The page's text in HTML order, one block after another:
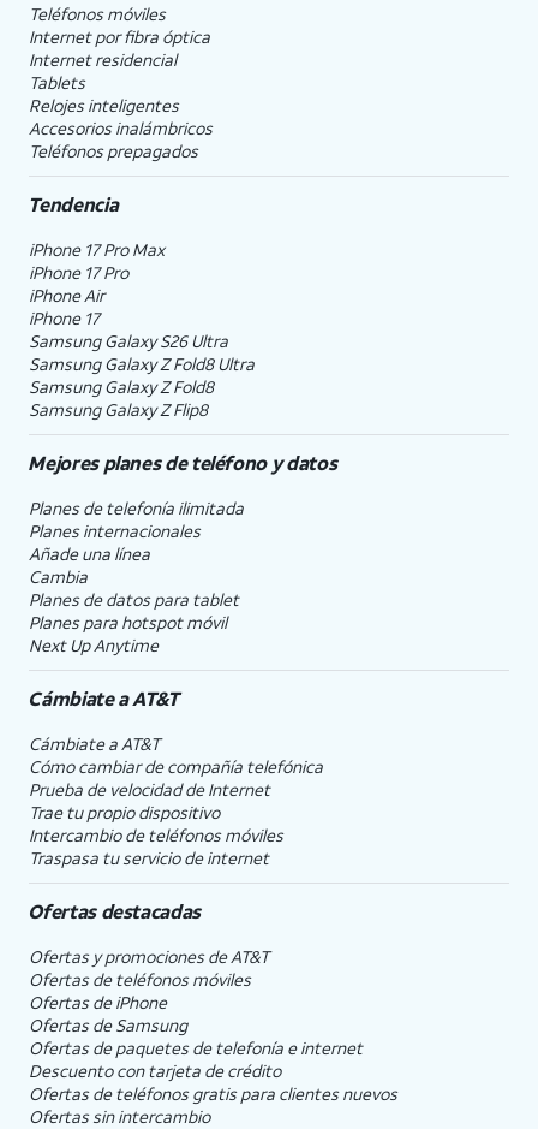
Teléfonos móviles
Internet por fibra óptica
Internet residencial
Tablets
Relojes inteligentes
Accesorios inalámbricos
Teléfonos prepagados
Tendencia
iPhone 17 Pro Max
iPhone 17 Pro
iPhone Air
iPhone 17
Samsung Galaxy S26 Ultra
Samsung Galaxy Z Fold8 Ultra
Samsung Galaxy Z Fold8
Samsung Galaxy Z Flip8
Mejores planes de teléfono y datos
Planes de telefonía ilimitada
Planes internacionales
Añade una línea
Cambia
Planes de datos para tablet
Planes para hotspot móvil
Next Up Anytime
Cámbiate aAT&T
Cámbiate a AT&T
Cómo cambiar de compañía telefónica
Prueba de velocidad de Internet
Trae tu propio dispositivo
Intercambio de teléfonos móviles
Traspasa tu servicio de internet
Ofertas destacadas
Ofertas y promociones deAT&T
Ofertas de teléfonos móviles
Ofertas deiPhone
Ofertas de Samsung
Ofertas de paquetes de telefonía e internet
Descuento con tarjeta de crédito
Ofertas de teléfonos gratis para clientes nuevos
Ofertas sin intercambio